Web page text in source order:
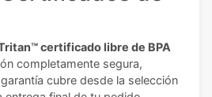
certificado libre de BPA
completamente segura,
cubre desde la selección